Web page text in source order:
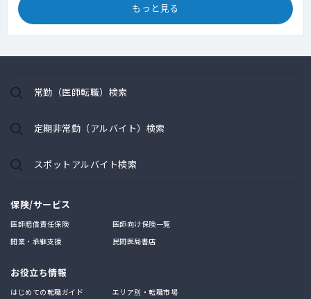
もっと見る
常勤（医師転職）検索
定期非常勤（アルバイト）検索
スポットアルバイト検索
保険/サービス
医師賠償責任保険
医師向け保険一覧
開業・承継支援
民間医局書店
お役立ち情報
はじめての転職ガイド
エリア別・転職市場